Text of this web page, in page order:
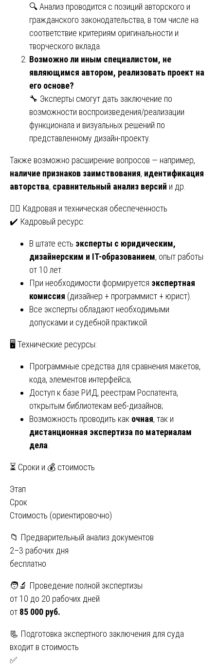
🔍 Анализ проводится с позиций авторского и
гражданского законодательства, в том числе на
соответствие критериям оригинальности и
творческого вклада.
Возможно ли иным специалистом, не
являющимся автором, реализовать проект на
его основе?
🔧 Эксперты смогут дать заключение по
возможности воспроизведения/реализации
функционала и визуальных решений по
представленному дизайн-проекту.
Также возможно расширение вопросов — например,
наличие признаков заимствования, идентификация
авторства, сравнительный анализ версий и др.
🧑‍⚖️ Кадровая и техническая обеспеченность
✔️ Кадровый ресурс:
В штате есть эксперты с юридическим,
дизайнерским и IT-образованием, опыт работы
от 10 лет.
При необходимости формируется экспертная
комиссия (дизайнер + программист + юрист).
Все эксперты обладают необходимыми
допусками и судебной практикой.
🖥️ Технические ресурсы:
Программные средства для сравнения макетов,
кода, элементов интерфейса;
Доступ к базе РИД, реестрам Роспатента,
открытым библиотекам веб-дизайнов;
Возможность проводить как очная, так и
дистанционная экспертиза по материалам
дела
⏳ Сроки и 💰 стоимость
Этап
Срок
Стоимость (ориентировочно)
📁 Предварительный анализ документов
2–3 рабочих дня
бесплатно
🧑‍🔬 Проведение полной экспертизы
от 10 до 20 рабочих дней
от 85 000 руб.
📃 Подготовка экспертного заключения для суда
входит в стоимость
✅